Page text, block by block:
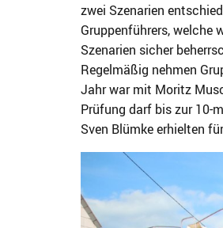
zwei Szenarien
Gruppenführers, welche
Szenarien sicher
Regelmäßig nehmen
Jahr war mit Moritz
Prüfung darf bis zur 10-
Sven Blümke erhielten